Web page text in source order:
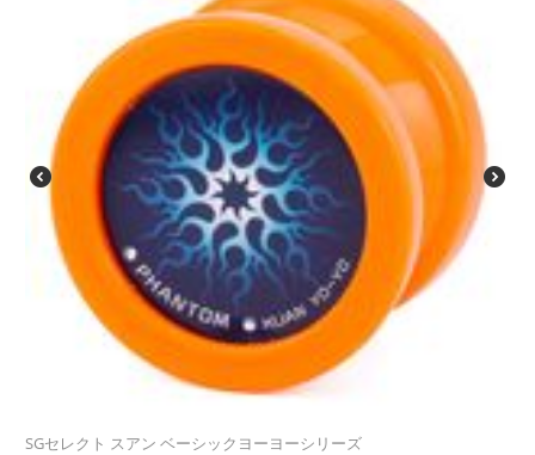
SGセレクト スアン ベーシックヨーヨーシリーズ